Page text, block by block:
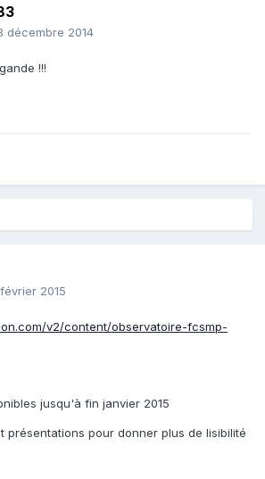
décembre 2014
!!!
2015
v2/content/observatoire-fcsmp-
jusqu'à fin janvier 2015
présentations pour donner plus de lisibilité